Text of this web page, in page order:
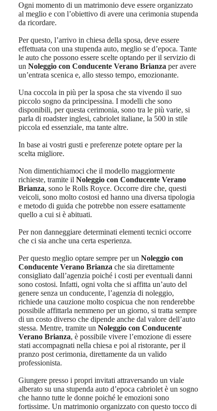
Ogni momento di un matrimonio deve essere organizzato
al meglio e con l’obiettivo di avere una cerimonia stupenda
da ricordare.
Per questo, l’arrivo in chiesa della sposa, deve essere
effettuata con una stupenda auto, meglio se d’epoca. Tante
le auto che possono essere scelte optando per il servizio di
un Noleggio con Conducente Verano Brianza per avere
un’entrata scenica e, allo stesso tempo, emozionante.
Una coccola in più per la sposa che sta vivendo il suo
piccolo sogno da principessina. I modelli che sono
disponibili, per questa cerimonia, sono tra le più varie, si
parla di roadster inglesi, cabriolet italiane, la 500 in stile
piccola ed essenziale, ma tante altre.
In base ai vostri gusti e preferenze potete optare per la
scelta migliore.
Non dimentichiamoci che il modello maggiormente
richieste, tramite il Noleggio con Conducente Verano
Brianza, sono le Rolls Royce. Occorre dire che, questi
veicoli, sono molto costosi ed hanno una diversa tipologia
e metodo di guida che potrebbe non essere esattamente
quello a cui si è abituati.
Per non danneggiare determinati elementi tecnici occorre
che ci sia anche una certa esperienza.
Per questo meglio optare sempre per un Noleggio con
Conducente Verano Brianza che sia direttamente
consigliato dall’agenzia poiché i costi per eventuali danni
sono costosi. Infatti, ogni volta che si affitta un’auto del
genere senza un conducente, l’agenzia di noleggio,
richiede una cauzione molto cospicua che non renderebbe
possibile affittarla nemmeno per un giorno, si tratta sempre
di un costo diverso che dipende anche dal valore dell’auto
stessa. Mentre, tramite un Noleggio con Conducente
Verano Brianza, è possibile vivere l’emozione di essere
stati accompagnati nella chiesa e poi al ristorante, per il
pranzo post cerimonia, direttamente da un valido
professionista.
Giungere presso i propri invitati attraversando un viale
alberato su una stupenda auto d’epoca cabriolet è un sogno
che hanno tutte le donne poiché le emozioni sono
fortissime. Un matrimonio organizzato con questo tocco di